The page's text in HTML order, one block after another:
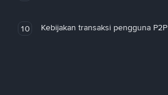
10 Kebijakan transaksi pengguna P2P